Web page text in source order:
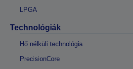
LPGA
Technológiák
Hő nélküli technológia
PrecisionCore